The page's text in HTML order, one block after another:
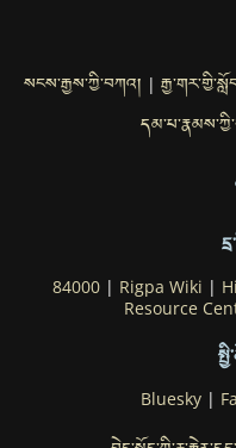
སངས་རྒྱས་ཀྱི་བཀའ།
84000| Rigpa Wiki
Resource
Bluesky|